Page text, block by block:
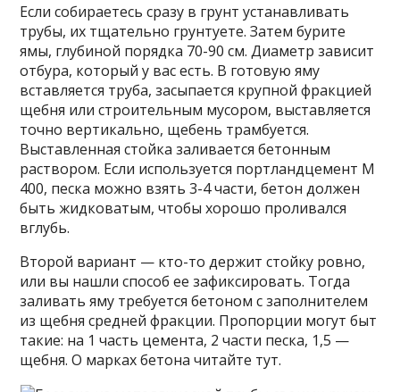
Если собираетесь сразу в грунт устанавливать
трубы, их тщательно грунтуете. Затем бурите
ямы, глубиной порядка 70-90 см. Диаметр зависит
отбура, который у вас есть. В готовую яму
вставляется труба, засыпается крупной фракцией
щебня или строительным мусором, выставляется
точно вертикально, щебень трамбуется.
Выставленная стойка заливается бетонным
раствором. Если используется портландцемент М
400, песка можно взять 3-4 части, бетон должен
быть жидковатым, чтобы хорошо проливался
вглубь.
Второй вариант — кто-то держит стойку ровно,
или вы нашли способ ее зафиксировать. Тогда
заливать яму требуется бетоном с заполнителем
из щебня средней фракции. Пропорции могут быт
такие: на 1 часть цемента, 2 части песка, 1,5 —
щебня. О марках бетона читайте тут.